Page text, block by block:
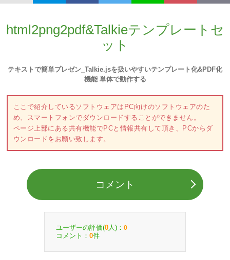
html2png2pdf&Talkieテンプレートセ
ット
テキストで簡単プレゼン_Talkie.jsを扱いやすいテンプレート化&PDF化
機能 単体で動作する
ここで紹介しているソフトウェアはPC向けのソフトウェアのた
め、スマートフォンでダウンロードすることができません。
ページ上部にある共有機能でPCと情報共有して頂き、PCからダ
ウンロードをお願い致します。
コメント
ユーザーの評価(0 人)： 0
コメント： 0件